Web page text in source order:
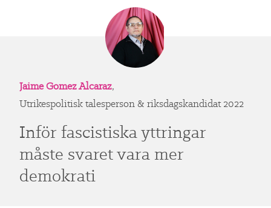
Jaime Gomez Alcaraz,
Utrikespolitisk talesperson & riksdagskandidat 2022
Inför fascistiska yttringar
måste svaret vara mer
demokrati